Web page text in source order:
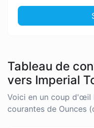
Tableau de
vers Imperial
Voici en un coup d'œil
courantes de Ounces